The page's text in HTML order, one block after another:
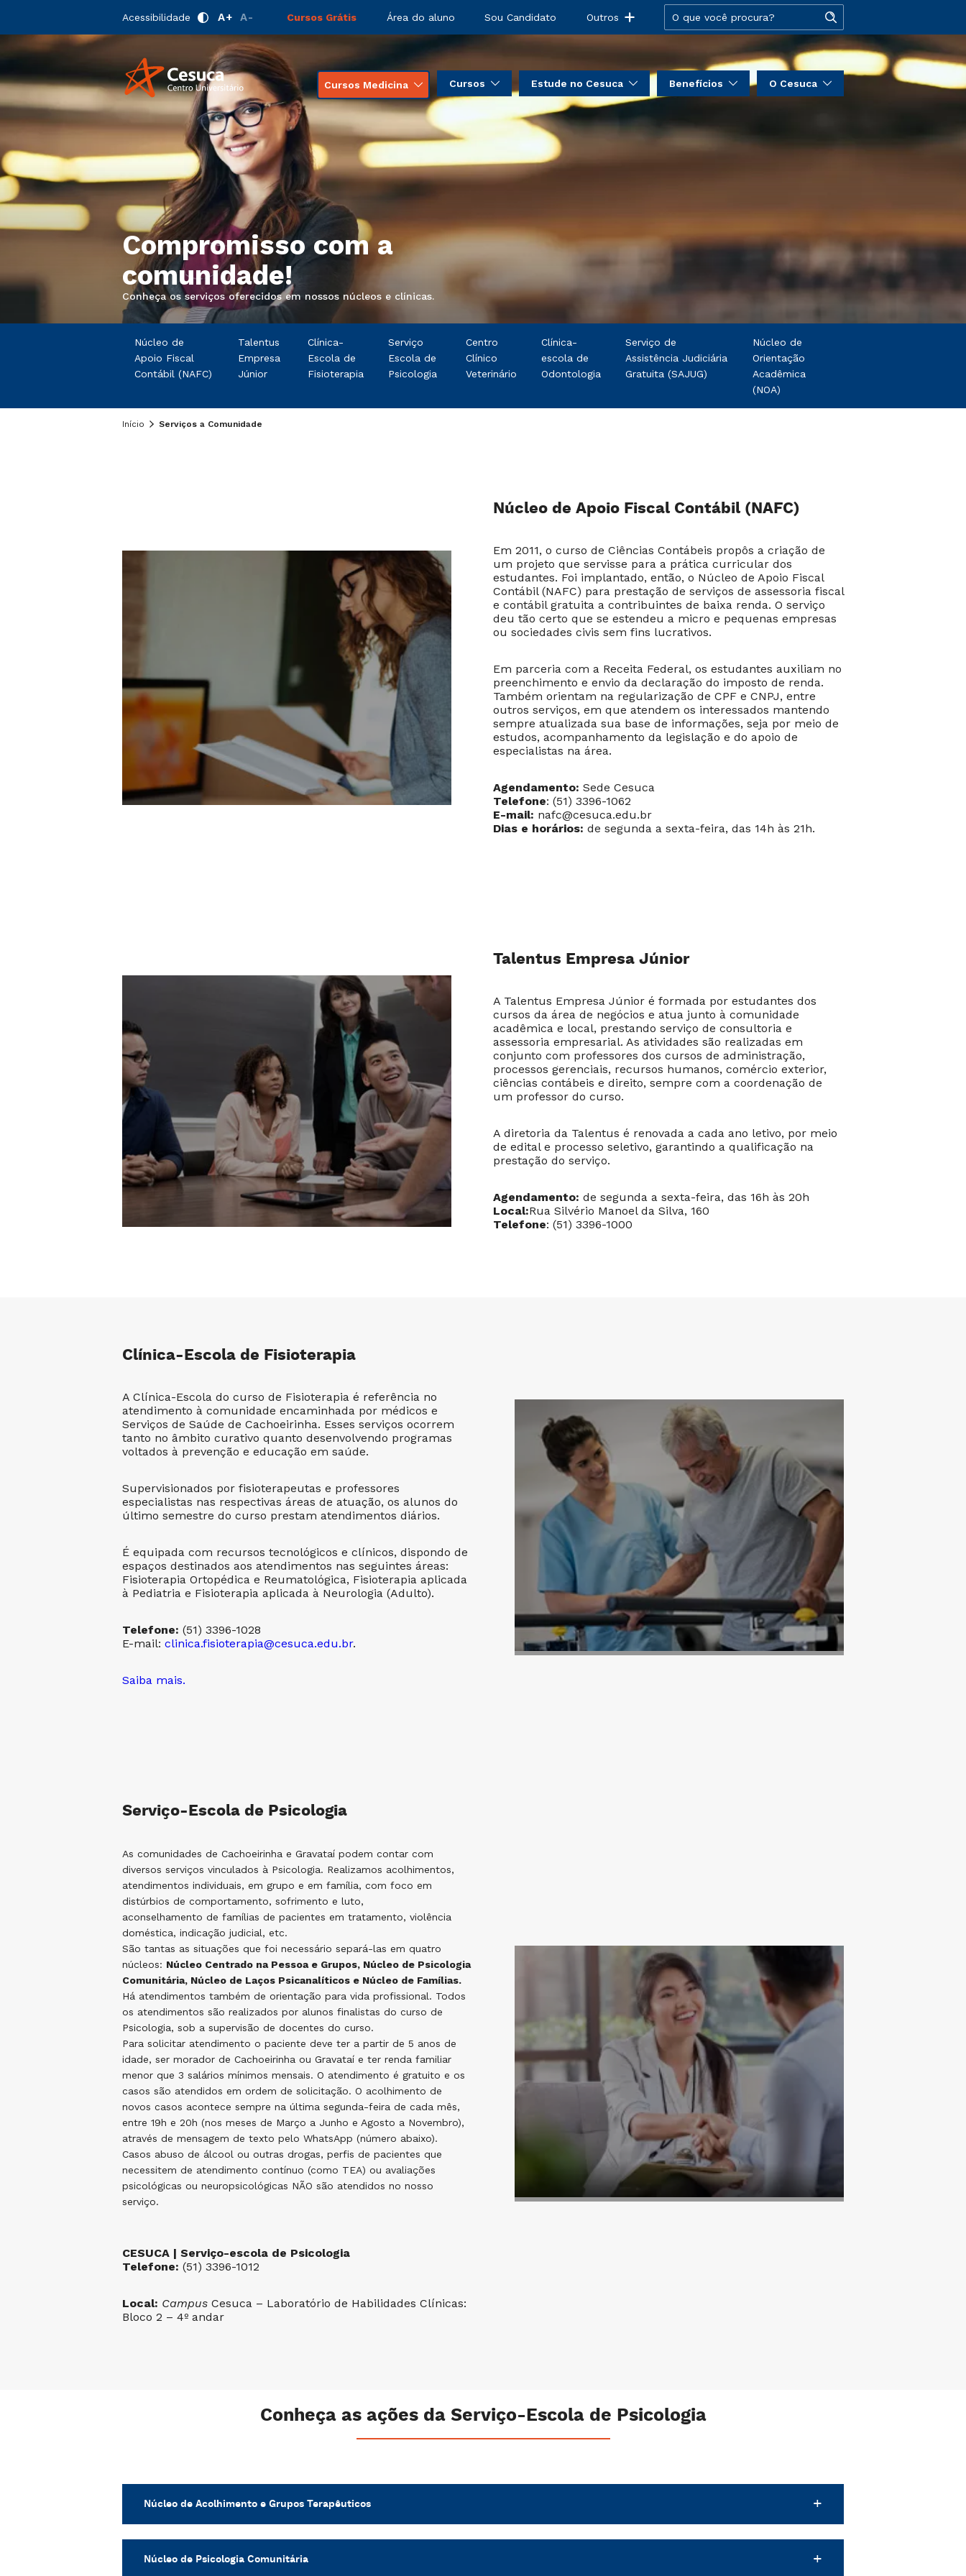
Acessibilidade A+ A- Cursos Grátis Área do aluno Sou Candidato Outros
Cursos Medicina Cursos Estude no Cesuca Benefícios O Cesuca
Compromisso com a
comunidade!
Conheça os serviços oferecidos em nossos núcleos e clínicas.
Núcleo de
Apoio Fiscal
Contábil (NAFC)
Talentus
Empresa
Júnior
Clínica-
Escola de
Fisioterapia
Serviço
Escola de
Psicologia
Centro
Clínico
Veterinário
Clínica-
escola de
Odontologia
Serviço de
Assistência Judiciária
Gratuita (SAJUG)
Núcleo de
Orientação
Acadêmica
(NOA)
Início Serviços a Comunidade
Núcleo de Apoio Fiscal Contábil (NAFC)
Em 2011, o curso de Ciências Contábeis propôs a criação de
um projeto que servisse para a prática curricular dos
estudantes. Foi implantado, então, o Núcleo de Apoio Fiscal
Contábil (NAFC) para prestação de serviços de assessoria fiscal
e contábil gratuita a contribuintes de baixa renda. O serviço
deu tão certo que se estendeu a micro e pequenas empresas
ou sociedades civis sem fins lucrativos.
Em parceria com a Receita Federal, os estudantes auxiliam no
preenchimento e envio da declaração do imposto de renda.
Também orientam na regularização de CPF e CNPJ, entre
outros serviços, em que atendem os interessados mantendo
sempre atualizada sua base de informações, seja por meio de
estudos, acompanhamento da legislação e do apoio de
especialistas na área.
Agendamento: Sede Cesuca
Telefone: (51) 3396-1062
E-mail: nafc@cesuca.edu.br
Dias e horários: de segunda a sexta-feira, das 14h às 21h.
Talentus Empresa Júnior
A Talentus Empresa Júnior é formada por estudantes dos
cursos da área de negócios e atua junto à comunidade
acadêmica e local, prestando serviço de consultoria e
assessoria empresarial. As atividades são realizadas em
conjunto com professores dos cursos de administração,
processos gerenciais, recursos humanos, comércio exterior,
ciências contábeis e direito, sempre com a coordenação de
um professor do curso.
A diretoria da Talentus é renovada a cada ano letivo, por meio
de edital e processo seletivo, garantindo a qualificação na
prestação do serviço.
Agendamento: de segunda a sexta-feira, das 16h às 20h
Local:Rua Silvério Manoel da Silva, 160
Telefone: (51) 3396-1000
Clínica-Escola de Fisioterapia
A Clínica-Escola do curso de Fisioterapia é referência no
atendimento à comunidade encaminhada por médicos e
Serviços de Saúde de Cachoeirinha. Esses serviços ocorrem
tanto no âmbito curativo quanto desenvolvendo programas
voltados à prevenção e educação em saúde.
Supervisionados por fisioterapeutas e professores
especialistas nas respectivas áreas de atuação, os alunos do
último semestre do curso prestam atendimentos diários.
É equipada com recursos tecnológicos e clínicos, dispondo de
espaços destinados aos atendimentos nas seguintes áreas:
Fisioterapia Ortopédica e Reumatológica, Fisioterapia aplicada
à Pediatria e Fisioterapia aplicada à Neurologia (Adulto).
Telefone: (51) 3396-1028
E-mail: clinica.fisioterapia@cesuca.edu.br.
Saiba mais.
Serviço-Escola de Psicologia
As comunidades de Cachoeirinha e Gravataí podem contar com
diversos serviços vinculados à Psicologia. Realizamos acolhimentos,
atendimentos individuais, em grupo e em família, com foco em
distúrbios de comportamento, sofrimento e luto,
aconselhamento de famílias de pacientes em tratamento, violência
doméstica, indicação judicial, etc.
São tantas as situações que foi necessário separá-las em quatro
núcleos: Núcleo Centrado na Pessoa e Grupos, Núcleo de Psicologia
Comunitária, Núcleo de Laços Psicanalíticos e Núcleo de Famílias.
Há atendimentos também de orientação para vida profissional. Todos
os atendimentos são realizados por alunos finalistas do curso de
Psicologia, sob a supervisão de docentes do curso.
Para solicitar atendimento o paciente deve ter a partir de 5 anos de
idade, ser morador de Cachoeirinha ou Gravataí e ter renda familiar
menor que 3 salários mínimos mensais. O atendimento é gratuito e os
casos são atendidos em ordem de solicitação. O acolhimento de
novos casos acontece sempre na última segunda-feira de cada mês,
entre 19h e 20h (nos meses de Março a Junho e Agosto a Novembro),
através de mensagem de texto pelo WhatsApp (número abaixo).
Casos abuso de álcool ou outras drogas, perfis de pacientes que
necessitem de atendimento contínuo (como TEA) ou avaliações
psicológicas ou neuropsicológicas NÃO são atendidos no nosso
serviço.
CESUCA | Serviço-escola de Psicologia
Telefone: (51) 3396-1012
Local: Campus Cesuca – Laboratório de Habilidades Clínicas:
Bloco 2 – 4º andar
Conheça as ações da Serviço-Escola de Psicologia
Núcleo de Acolhimento e Grupos Terapêuticos
Núcleo de Psicologia Comunitária